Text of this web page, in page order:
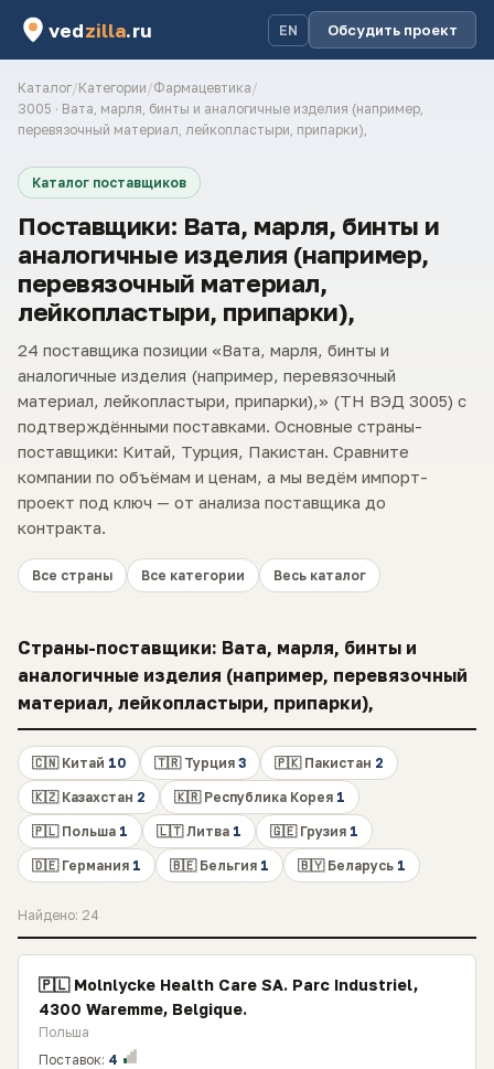
vedzilla.ru EN Обсудить проект
Каталог/Категории/Фармацевтика/
3005 · Вата, марля, бинты и аналогичные изделия (например,
перевязочный материал, лейкопластыри, припарки),
Каталог поставщиков
Поставщики: Вата, марля, бинты и
аналогичные изделия (например,
перевязочный материал,
лейкопластыри, припарки),
24 поставщика позиции «Вата, марля, бинты и
аналогичные изделия (например, перевязочный
материал, лейкопластыри, припарки),» (ТН ВЭД 3005) с
подтверждёнными поставками. Основные страны-
поставщики: Китай, Турция, Пакистан. Сравните
компании по объёмам и ценам, а мы ведём импорт-
проект под ключ — от анализа поставщика до
контракта.
Все страны Все категории Весь каталог
Страны-поставщики: Вата, марля, бинты и
аналогичные изделия (например, перевязочный
материал, лейкопластыри, припарки),
🇨🇳 Китай 10 🇹🇷 Турция 3 🇵🇰 Пакистан 2
🇰🇿 Казахстан 2 🇰🇷 Республика Корея 1
🇵🇱 Польша 1 🇱🇹 Литва 1 🇬🇪 Грузия 1
🇩🇪 Германия 1 🇧🇪 Бельгия 1 🇧🇾 Беларусь 1
Найдено: 24
🇵🇱 Molnlycke Health Care SA. Parc Industriel,
4300 Waremme, Belgique.
Польша
Поставок: 4